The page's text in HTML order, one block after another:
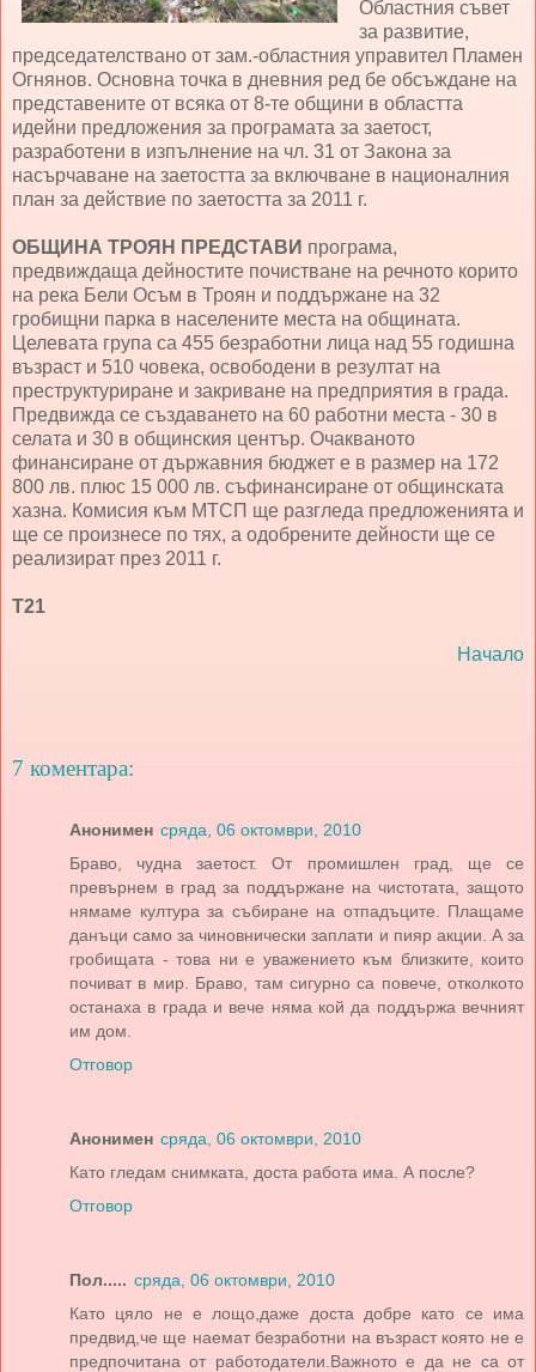
Областния съвет
за развитие,
председателствано от зам.-областния управител Пламен
Огнянов. Основна точка в дневния ред бе обсъждане на
представените от всяка от 8-те общини в областта
идейни предложения за програмата за заетост,
разработени в изпълнение на чл. 31 от Закона за
насърчаване на заетостта за включване в националния
план за действие по заетостта за 2011 г.
ОБЩИНА ТРОЯН ПРЕДСТАВИ програма,
предвиждаща дейностите почистване на речното корито
на река Бели Осъм в Троян и поддържане на 32
гробищни парка в населените места на общината.
Целевата група са 455 безработни лица над 55 годишна
възраст и 510 човека, освободени в резултат на
преструктуриране и закриване на предприятия в града.
Предвижда се създаването на 60 работни места - 30 в
селата и 30 в общинския център. Очакваното
финансиране от държавния бюджет е в размер на 172
800 лв. плюс 15 000 лв. съфинансиране от общинската
хазна. Комисия към МТСП ще разгледа предложенията и
ще се произнесе по тях, а одобрените дейности ще се
реализират през 2011 г.
Т21
Начало
7 коментара:
Анонимен сряда, 06 октомври, 2010
Браво, чудна заетост. От промишлен град, ще се
превърнем в град за поддържане на чистотата, защото
нямаме култура за събиране на отпадъците. Плащаме
данъци само за чиновнически заплати и пияр акции. А за
гробищата - това ни е уважението към близките, които
почиват в мир. Браво, там сигурно са повече, отколкото
останаха в града и вече няма кой да поддържа вечният
им дом.
Отговор
Анонимен сряда, 06 октомври, 2010
Като гледам снимката, доста работа има. А после?
Отговор
Пол..... сряда, 06 октомври, 2010
Като цяло не е лощо,даже доста добре като се има
предвид,че ще наемат безработни на възраст която не е
предпочитана от работодатели.Важното е да не са от